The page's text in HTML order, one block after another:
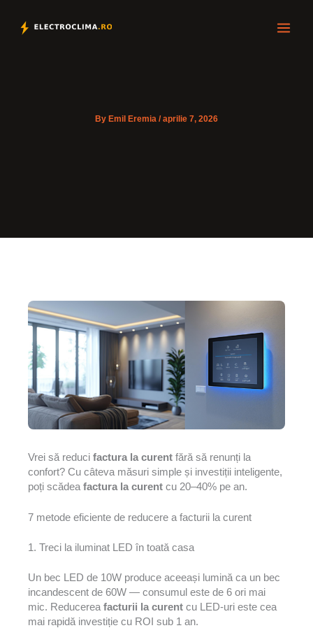
content
By Emil Eremia /aprilie 7, 2026
Vrei să reduci factura la curent fără să renunți la
confort? Cu câteva măsuri simple și investiții inteligente,
poți scădea factura la curent cu 20–40% pe an.
7 metode eficiente de reducere a facturii la curent
1. Treci la iluminat LED în toată casa
Un bec LED de 10W produce aceeași lumină ca un bec
incandescent de 60W — consumul este de 6 ori mai
mic. Reducerea facturii la curent cu LED-uri este cea
mai rapidă investiție cu ROI sub 1 an.